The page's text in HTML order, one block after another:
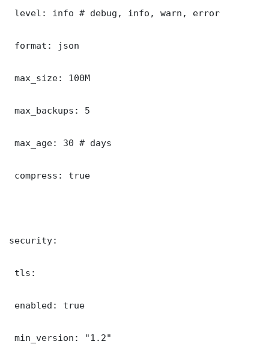
level: info # debug, info, warn, error
format: json
max_size: 100M
max_backups: 5
max_age: 30 # days
compress: true
security:
tls:
enabled: true
min_version: "1.2"